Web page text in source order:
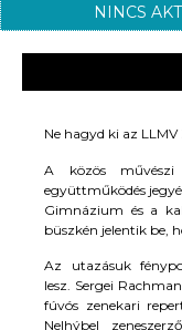
NINCS
Ne hagyd ki az
A közös művészi
együttműködés
Gimnázium és a
büszkén jelentik be,
Az utazásuk
lesz. Sergei
fúvós zenekari
Nelhýbel